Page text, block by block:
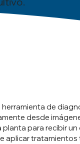
herramienta de
desde
planta para recibir
aplicar